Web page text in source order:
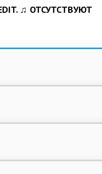
♫ ОТСУТСТВУЮТ